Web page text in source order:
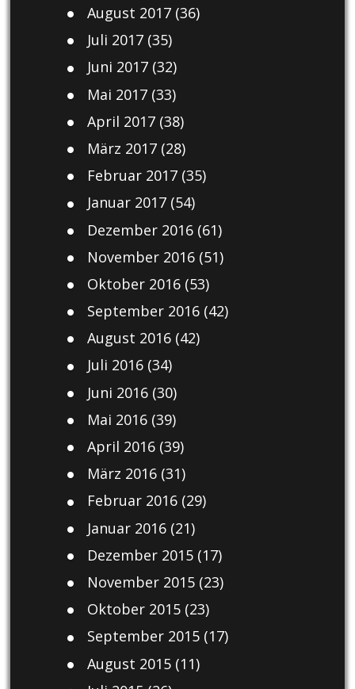
August 2017(36)
Juli 2017(35)
Juni 2017(32)
Mai 2017(33)
April 2017(38)
März 2017(28)
Februar 2017(35)
Januar 2017(54)
Dezember 2016(61)
November 2016(51)
Oktober 2016(53)
September 2016(42)
August 2016(42)
Juli 2016(34)
Juni 2016(30)
Mai 2016(39)
April 2016(39)
März 2016(31)
Februar 2016(29)
Januar 2016(21)
Dezember 2015(17)
November 2015(23)
Oktober 2015(23)
September 2015(17)
August 2015(11)